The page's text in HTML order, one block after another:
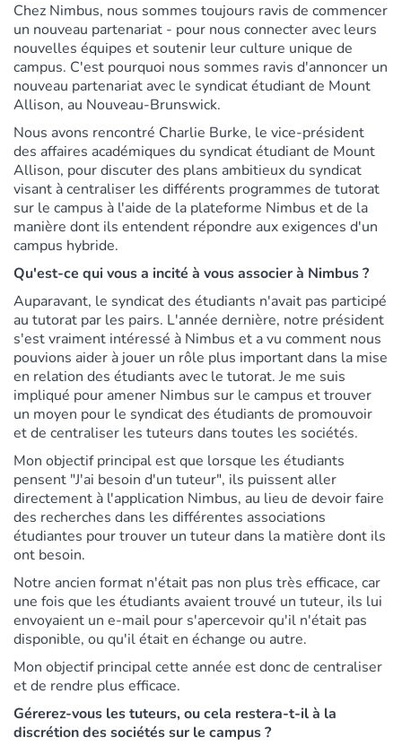
Chez Nimbus, nous sommes toujours ravis de commencer
un nouveau partenariat - pour nous connecter avec leurs
nouvelles équipes et soutenir leur culture unique de
campus. C'est pourquoi nous sommes ravis d'annoncer un
nouveau partenariat avec le syndicat étudiant de Mount
Allison, au Nouveau-Brunswick.
Nous avons rencontré Charlie Burke, le vice-président
des affaires académiques du syndicat étudiant de Mount
Allison, pour discuter des plans ambitieux du syndicat
visant à centraliser les différents programmes de tutorat
sur le campus à l'aide de la plateforme Nimbus et de la
manière dont ils entendent répondre aux exigences d'un
campus hybride.
Qu'est-ce qui vous a incité à vous associer à Nimbus ?
Auparavant, le syndicat des étudiants n'avait pas participé
au tutorat par les pairs. L'année dernière, notre président
s'est vraiment intéressé à Nimbus et a vu comment nous
pouvions aider à jouer un rôle plus important dans la mise
en relation des étudiants avec le tutorat. Je me suis
impliqué pour amener Nimbus sur le campus et trouver
un moyen pour le syndicat des étudiants de promouvoir
et de centraliser les tuteurs dans toutes les sociétés.
Mon objectif principal est que lorsque les étudiants
pensent "J'ai besoin d'un tuteur", ils puissent aller
directement à l'application Nimbus, au lieu de devoir faire
des recherches dans les différentes associations
étudiantes pour trouver un tuteur dans la matière dont ils
ont besoin.
Notre ancien format n'était pas non plus très efficace, car
une fois que les étudiants avaient trouvé un tuteur, ils lui
envoyaient un e-mail pour s'apercevoir qu'il n'était pas
disponible, ou qu'il était en échange ou autre.
Mon objectif principal cette année est donc de centraliser
et de rendre plus efficace.
Gérerez-vous les tuteurs, ou cela restera-t-il à la
discrétion des sociétés sur le campus ?